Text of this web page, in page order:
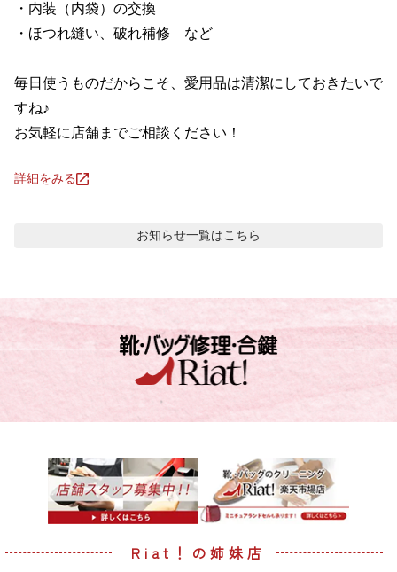
・内装（内袋）の交換
・ほつれ縫い、破れ補修　など
毎日使うものだからこそ、愛用品は清潔にしておきたいで
すね♪
お気軽に店舗までご相談ください！
詳細をみる
お知らせ一覧はこちら
Riat！の姉妹店